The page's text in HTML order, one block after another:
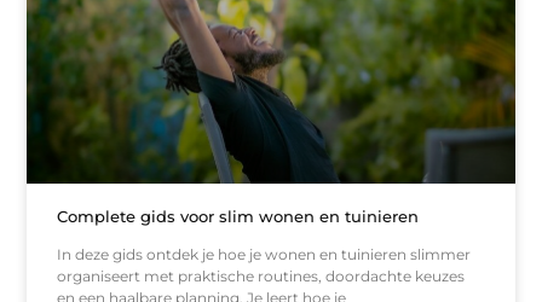
Complete gids voor slim wonen en tuinieren
In deze gids ontdek je hoe je wonen en tuinieren slimmer
organiseert met praktische routines, doordachte keuzes
en een haalbare planning. Je leert hoe je